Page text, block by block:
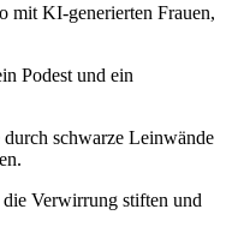
mit KI-generierten Frauen,
Podest und ein
schwarze Leinwände
Verwirrung stiften und